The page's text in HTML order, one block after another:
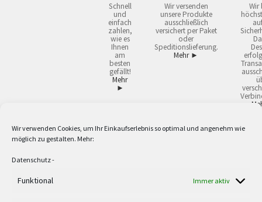
Wir verwenden Cookies, um Ihr Einkaufserlebnis so optimal und angenehm wie
möglich zu gestalten. Mehr:
Datenschutz-
Funktional Immer aktiv
Schnell
und
einfach
zahlen,
wie es
Ihnen
am
besten
gefällt!
Mehr
►
Wir versenden
unsere Produkte
ausschließlich
versichert per Paket
oder
Speditionslieferung.
Mehr ►
Wir
2 Lieferzeiten gelten mit Express-24.
Versandkostenfrei ab 59,90 € Nettowarenwert. Inseln ausgenommen. Unsere
Berufe zur Verwendung in der selbständigen, beruflichen oder gewerblichen